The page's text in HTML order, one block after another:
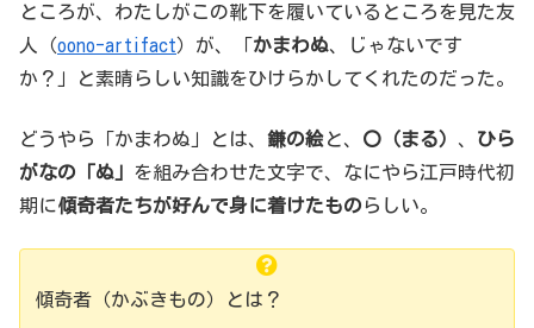
ところが、わたしがこの靴下を履いているところを見た友
人（oono-artifact）が、「かまわぬ、じゃないです
か？」と素晴らしい知識をひけらかしてくれたのだった。
どうやら「かまわぬ」とは、 鎌の絵と、 〇（まる） 、 ひら
がなの「ぬ」 を組み合わせた文字で、なにやら江戸時代初
期に傾奇者たちが好んで身に着けたものらしい。
傾奇者（かぶきもの）とは？